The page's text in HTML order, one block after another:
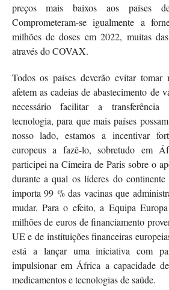
preços mais baixos aos países
Comprometeram-se igualmente a
milhões de doses em 2022, muitas
através do COVAX.
Todos os países deverão evitar tomar
afetem as cadeias de abastecimento de
necessário facilitar a transferência
tecnologia, para que mais países
nosso lado, estamos a incentivar
europeus a fazê-lo, sobretudo em
participei na Cimeira de Paris sobre o
durante a qual os líderes do
importa 99 % das vacinas que
mudar. Para o efeito, a Equipa
milhões de euros de financiamento
UE e de instituições financeiras
está a lançar uma iniciativa com
impulsionar em África a capacidade
medicamentos e tecnologias de saúde.